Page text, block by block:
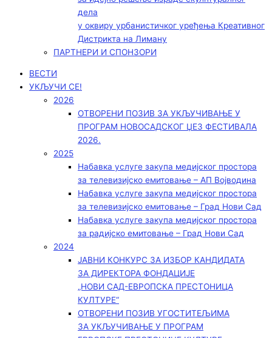
дела
у оквиру урбанистичког уређења Креативног
Дистрикта на Лиману
ПАРТНЕРИ И СПОНЗОРИ
ВЕСТИ
УКЉУЧИ СЕ!
2026
ОТВОРЕНИ ПОЗИВ ЗА УКЉУЧИВАЊЕ У
ПРОГРАМ НОВОСАДСКОГ ЏЕЗ ФЕСТИВАЛА
2026.
2025
Набавка услуге закупа медијског простора
за телевизијско емитовање – АП Војводинa
Набавка услуге закупа медијског простора
за телевизијско емитовање – Град Нови Сад
Набавка услуге закупа медијског простора
за радијско емитовање – Град Нови Сад
2024
ЈАВНИ КОНКУРС ЗА ИЗБОР КАНДИДАТА
ЗА ДИРЕКТОРА ФОНДАЦИЈЕ
„НОВИ САД-ЕВРОПСКА ПРЕСТОНИЦА
КУЛТУРЕ“
ОТВОРЕНИ ПОЗИВ УГОСТИТЕЉИМА
ЗА УКЉУЧИВАЊЕ У ПРОГРАМ